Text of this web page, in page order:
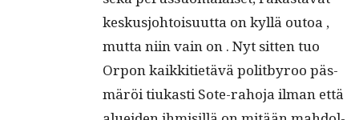
keskusjo­htoisu­ut­ta on kyl­lä outoa ,
mut­ta niin vain on . Nyt sit­ten tuo
Orpon kaikki­ti­etävä polit­by­roo päs­
märöi tiukasti Sote-raho­ja ilman että